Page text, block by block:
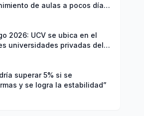
de aulas a pocos días
escolar 2026
2026: UCV se ubica en el
universidades privadas del
superar 5% si se
y se logra la estabilidad”